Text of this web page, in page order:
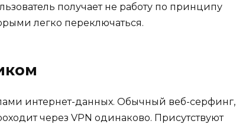
получает не работу по принципу
легко переключаться.
интернет-данных. Обычный веб-серфинг,
через VPN одинаково. Присутствуют